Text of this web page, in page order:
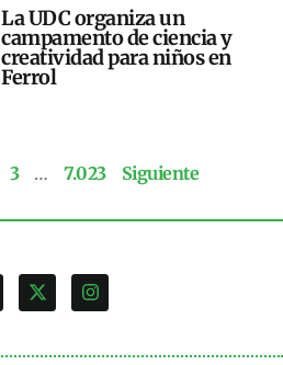
La UDC organiza un
campamento de ciencia y
creatividad para niños en
Ferrol
3 … 7.023 Siguiente